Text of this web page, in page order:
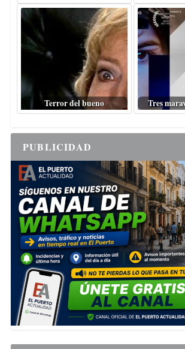
Terror del bueno Tres
PUBLICIDAD